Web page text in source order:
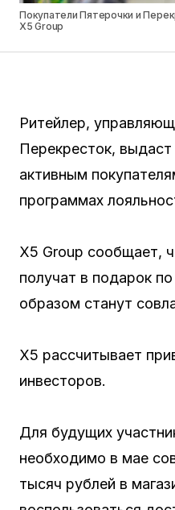
Покупатели Пятерочки и
X5 Group
Ритейлер,
Перекресток,
активным
программах
X5 Group сообщает,
получат в подарок
образом станут
X5 рассчитывает
инвесторов.
Для будущих
необходимо в мае
тысяч рублей в